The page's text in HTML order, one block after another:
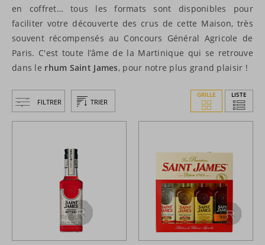
en coffret… tous les formats sont disponibles pour
faciliter votre découverte des crus de cette Maison, très
souvent récompensés au Concours Général Agricole de
Paris. C'est toute l’âme de la Martinique qui se retrouve
dans le rhum Saint James, pour notre plus grand plaisir !
FILTRER TRIER
GRILLE LISTE